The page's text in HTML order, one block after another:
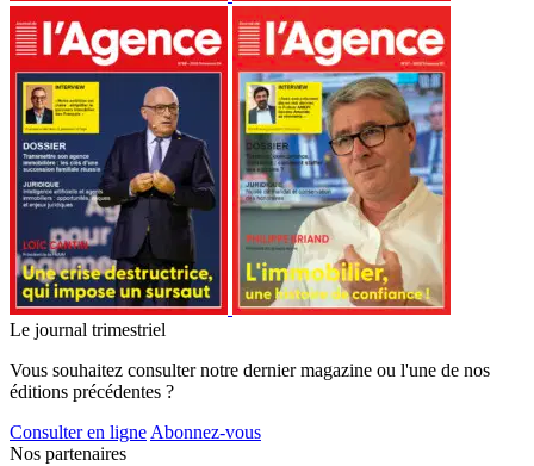
Le journal trimestriel
Vous souhaitez consulter notre dernier magazine ou l'une de nos
éditions précédentes ?
Consulter en ligne Abonnez-vous
Nos partenaires